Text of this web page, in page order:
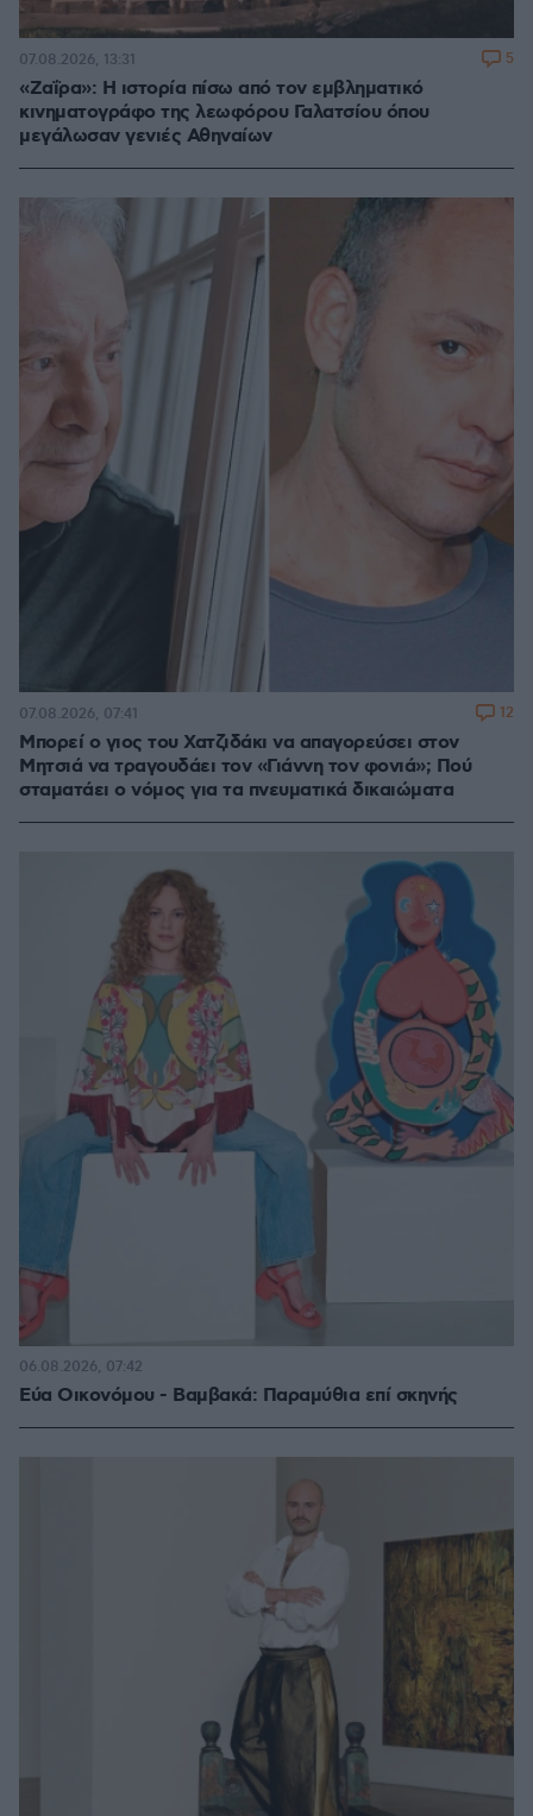
«Ζαΐρα»: Η ιστορία πίσω από τον εμβληματικό
κινηματογράφο της λεωφόρου Γαλατσίου όπου
μεγάλωσαν γενιές Αθηναίων
07.08.2026, 13:31 5
Μπορεί ο γιος του Χατζιδάκι να απαγορεύσει στον
Μητσιά να τραγουδάει τον «Γιάννη τον φονιά»; Πού
σταματάει ο νόμος για τα πνευματικά δικαιώματα
07.08.2026, 07:41 12
Εύα Οικονόμου - Βαμβακά: Παραμύθια επί σκηνής
06.08.2026, 07:42